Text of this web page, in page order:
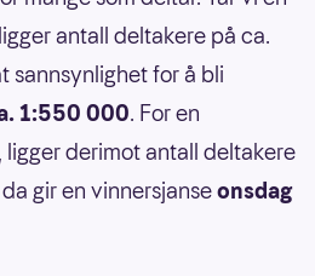
antall deltakere på ca.
for å bli
1:550 000. For en
derimot antall deltakere
gir en vinnersjanseonsdag